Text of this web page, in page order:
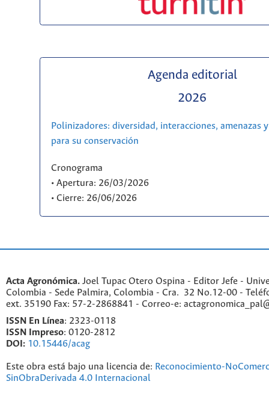
Agenda editorial
2026
Polinizadores: diversidad, interacciones, amenazas
para su conservación
Cronograma
• Apertura: 26/03/2026
• Cierre: 26/06/2026
Acta Agronómica. Joel Tupac Otero Ospina - Editor Jefe -
Colombia - Sede Palmira, Colombia - Cra. 32 No.12-00 -
ext. 35190 Fax: 57-2-2868841 - Correo-e:
ISSN En Línea: 2323-0118
ISSN Impreso: 0120-2812
DOI: 10.15446/acag
Este obra está bajo una licencia de: Reconocimiento-
SinObraDerivada 4.0 Internacional